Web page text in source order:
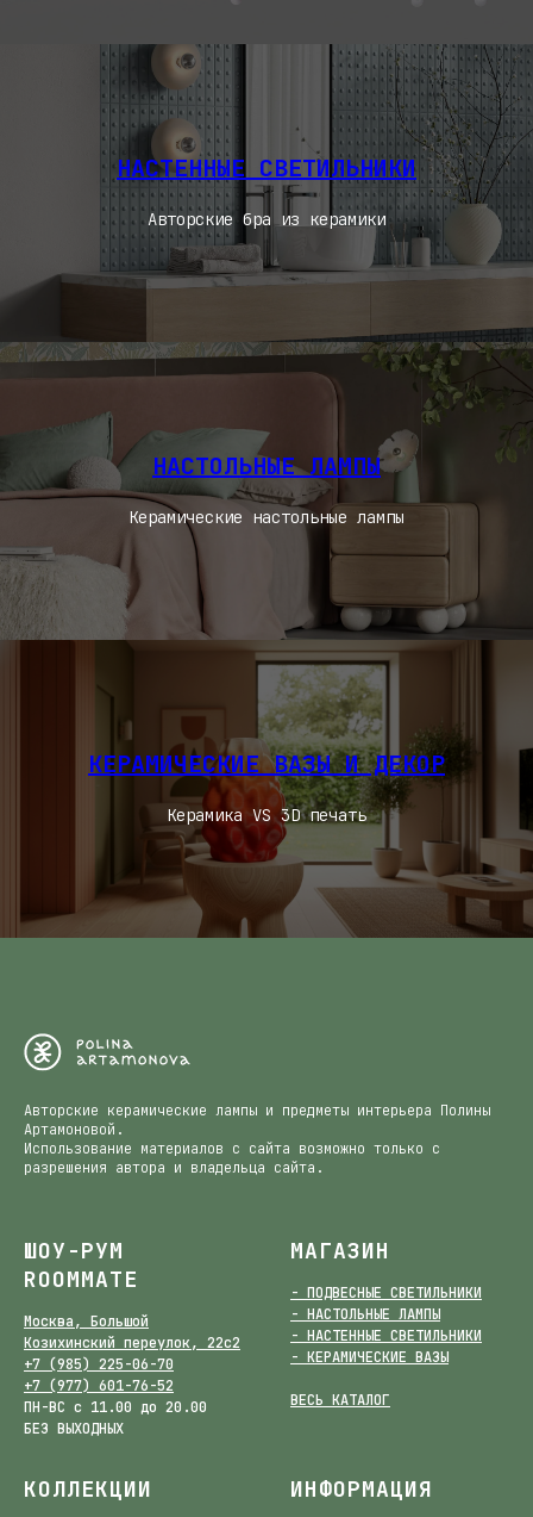
НАСТЕННЫЕ СВЕТИЛЬНИКИ
Авторские бра из керамики
НАСТОЛЬНЫЕ ЛАМПЫ
Керамические настольные лампы
КЕРАМИЧЕСКИЕ ВАЗЫ И ДЕКОР
Керамика VS 3D печать
Авторские керамические лампы и предметы интерьера Полины
Артамоновой.
Использование материалов с сайта возможно только с
разрешения автора и владельца сайта.
ШОУ-РУМ
ROOMMATE
Москва, Большой
Козихинский переулок, 22с2
+7 (985) 225-06-70
+7 (977) 601-76-52
ПН-ВС с 11.00 до 20.00
БЕЗ ВЫХОДНЫХ
МАГАЗИН
- ПОДВЕСНЫЕ СВЕТИЛЬНИКИ
- НАСТОЛЬНЫЕ ЛАМПЫ
- НАСТЕННЫЕ СВЕТИЛЬНИКИ
- КЕРАМИЧЕСКИЕ ВАЗЫ
ВЕСЬ КАТАЛОГ
КОЛЛЕКЦИИ ИНФОРМАЦИЯ